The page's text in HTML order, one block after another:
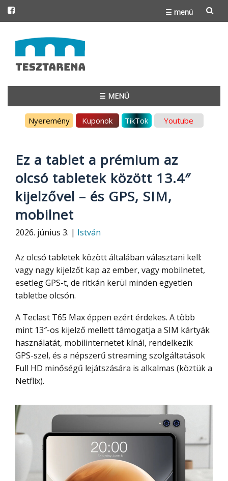
☰ menü
to
content
☰ MENÜ
Nyeremény Kuponok TikTok Youtube
Ez a tablet a prémium az
olcsó tabletek között 13.4″
kijelzővel – és GPS, SIM,
mobilnet
2026. június 3. | István
Az olcsó tabletek között általában választani kell:
vagy nagy kijelzőt kap az ember, vagy mobilnetet,
esetleg GPS-t, de ritkán kerül minden egyetlen
tabletbe olcsón.
A Teclast T65 Max éppen ezért érdekes. A több
mint 13″-os kijelző mellett támogatja a SIM kártyák
használatát, mobilinternetet kínál, rendelkezik
GPS-szel, és a népszerű streaming szolgáltatások
Full HD minőségű lejátszására is alkalmas (köztük a
Netflix).